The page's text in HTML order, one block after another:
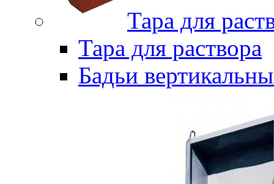
Тара для
Тара для раствора
Бадьи